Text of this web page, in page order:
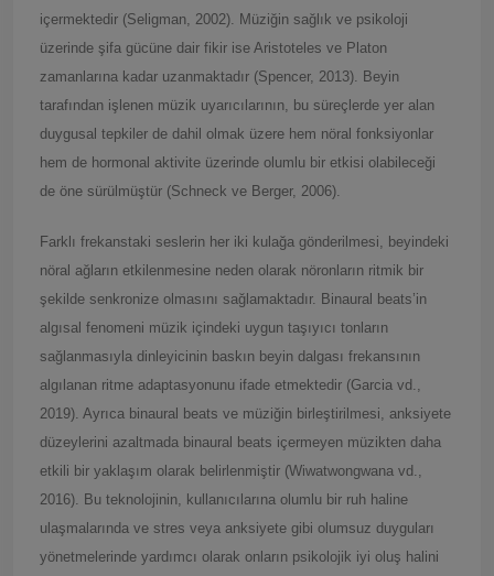
içermektedir (Seligman, 2002). Müziğin sağlık ve psikoloji
üzerinde şifa gücüne dair fikir ise Aristoteles ve Platon
zamanlarına kadar uzanmaktadır (Spencer, 2013). Beyin
tarafından işlenen müzik uyarıcılarının, bu süreçlerde yer alan
duygusal tepkiler de dahil olmak üzere hem nöral fonksiyonlar
hem de hormonal aktivite üzerinde olumlu bir etkisi olabileceği
de öne sürülmüştür (Schneck ve Berger, 2006).
Farklı frekanstaki seslerin her iki kulağa gönderilmesi, beyindeki
nöral ağların etkilenmesine neden olarak nöronların ritmik bir
şekilde senkronize olmasını sağlamaktadır. Binaural beats’in
algısal fenomeni müzik içindeki uygun taşıyıcı tonların
sağlanmasıyla dinleyicinin baskın beyin dalgası frekansının
algılanan ritme adaptasyonunu ifade etmektedir (Garcia vd.,
2019). Ayrıca binaural beats ve müziğin birleştirilmesi, anksiyete
düzeylerini azaltmada binaural beats içermeyen müzikten daha
etkili bir yaklaşım olarak belirlenmiştir (Wiwatwongwana vd.,
2016). Bu teknolojinin, kullanıcılarına olumlu bir ruh haline
ulaşmalarında ve stres veya anksiyete gibi olumsuz duyguları
yönetmelerinde yardımcı olarak onların psikolojik iyi oluş halini